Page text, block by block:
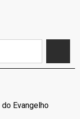
Evangelho